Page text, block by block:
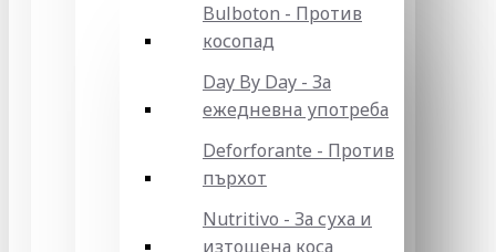
Bulboton - Против
косопад
Day By Day - За
ежедневна употреба
Deforforante - Против
пърхот
Nutritivo - За суха и
изтощена коса